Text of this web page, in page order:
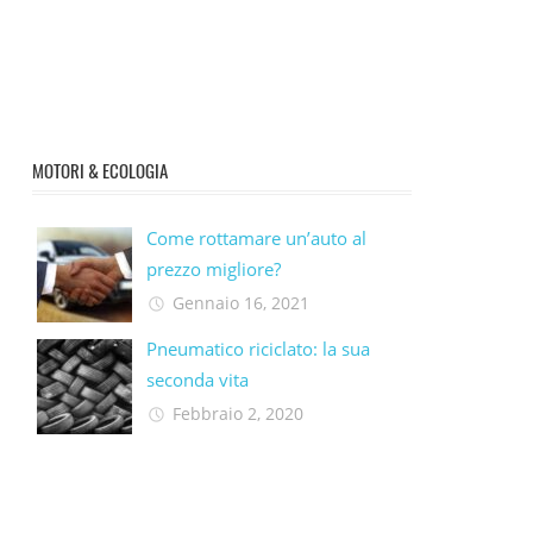
MOTORI & ECOLOGIA
Come rottamare un’auto al
prezzo migliore?
Gennaio 16, 2021
Pneumatico riciclato: la sua
seconda vita​
Febbraio 2, 2020